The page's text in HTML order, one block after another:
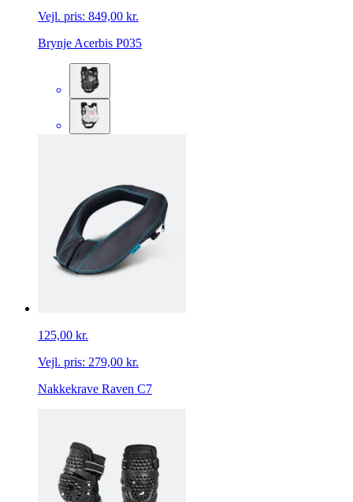
Vejl. pris: 849,00 kr.
Brynje Acerbis P035
125,00 kr.
Vejl. pris: 279,00 kr.
Nakkekrave Raven C7